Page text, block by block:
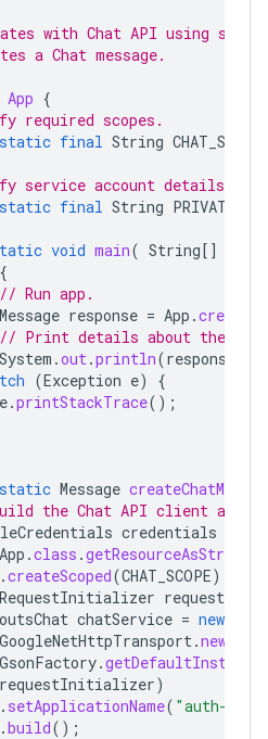
with Chat API using
a Chat message.
App {
required scopes.
static final String CHAT_SCOPE
service account details.
static final String
void main( String[]
{
// Run app.
Message response = App .
// Print details about the
System .out.println(response
(Exception e)
{
e.printStackTrace();
static Message
the Chat API client and
credentials
App .class .getResourceAsStream
.createScoped(CHAT_SCOPE);
chatService = new
GoogleNetHttpTransport.
GsonFactory.getDefaultInstance
requestInitializer)
. setApplicationName( "auth-
.build();